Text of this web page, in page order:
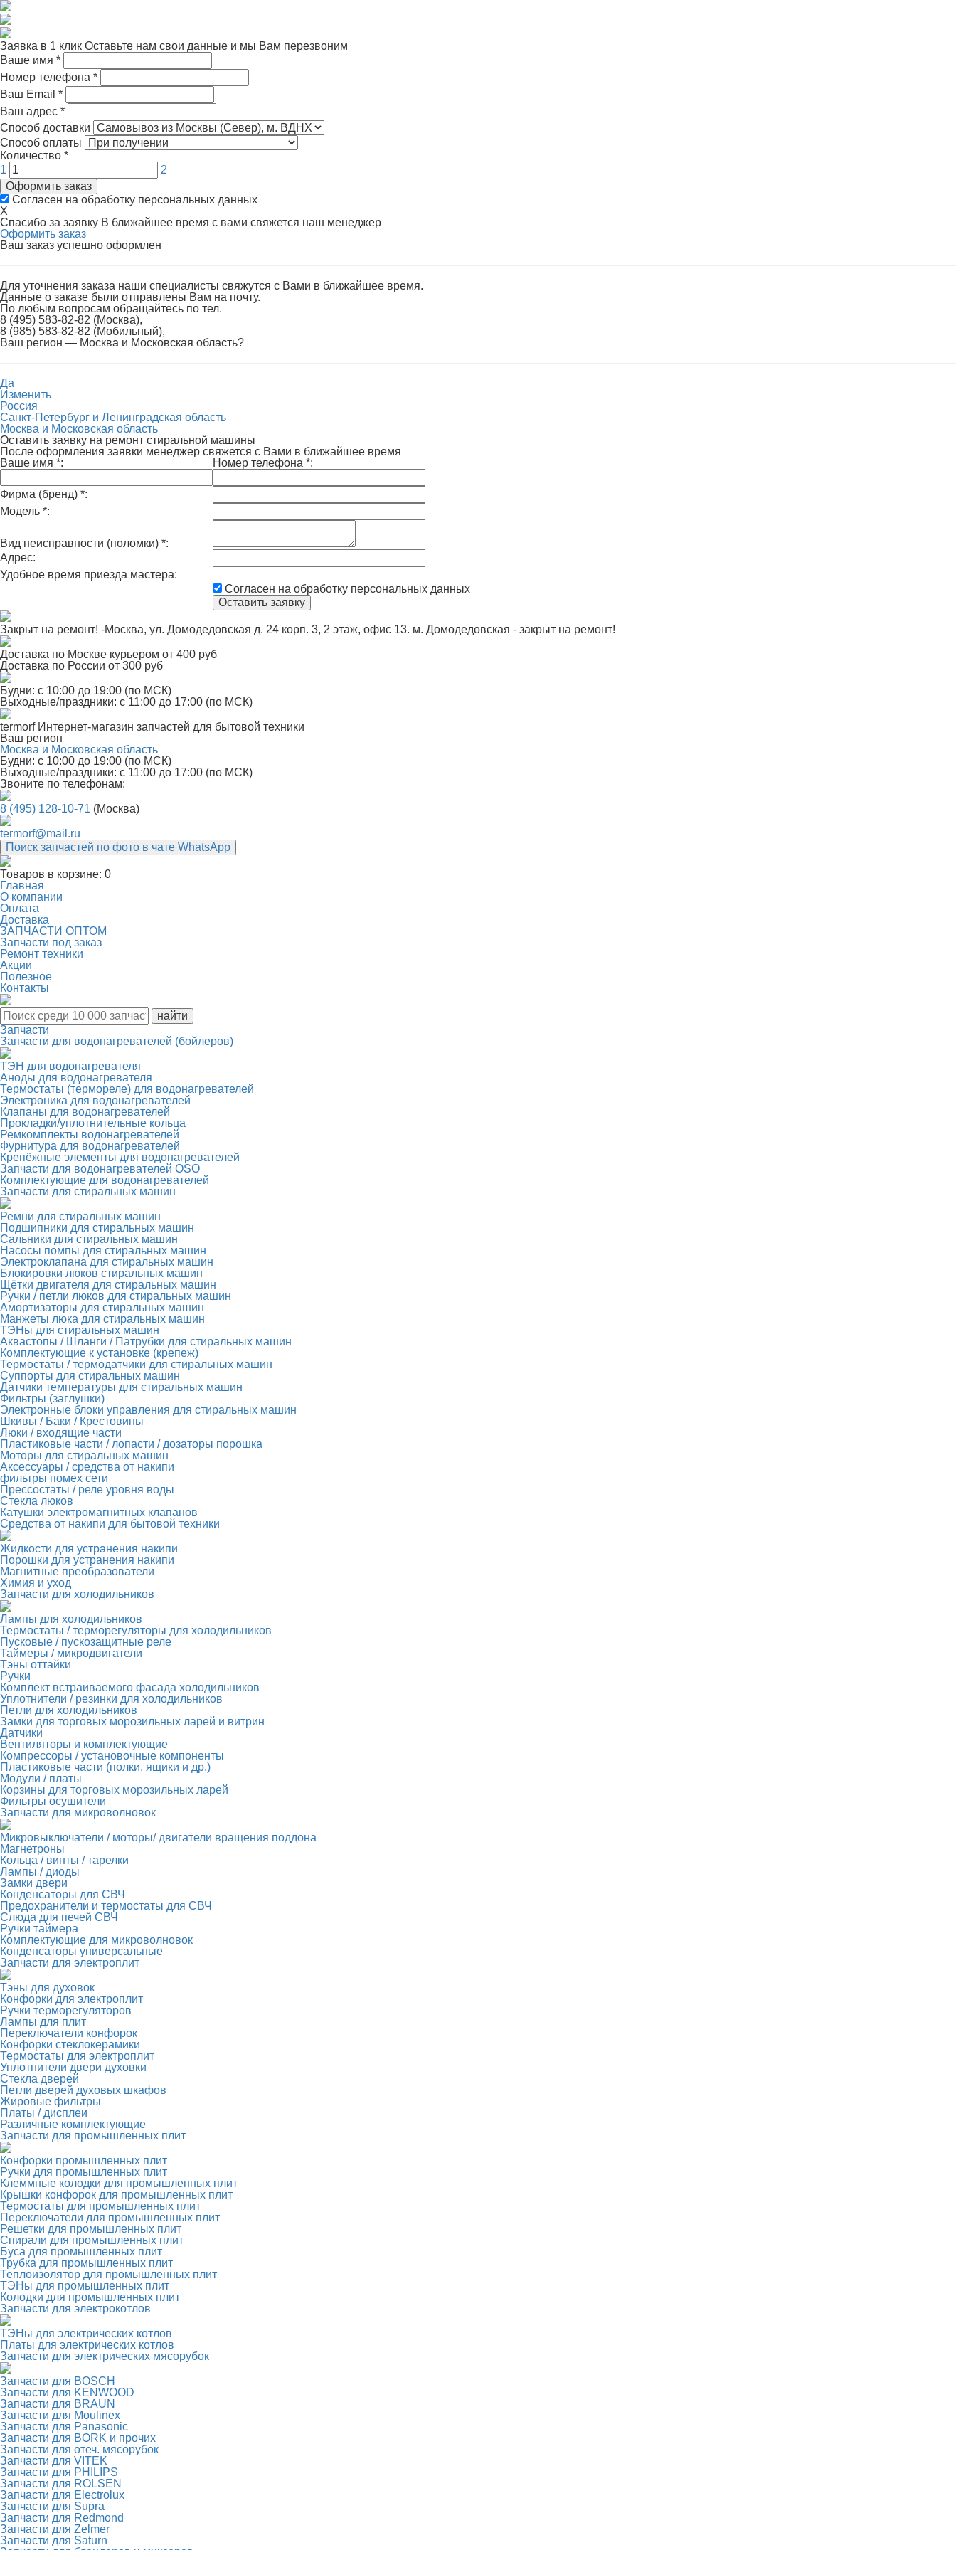
Заявка в 1 клик Оставьте нам свои данные и мы Вам перезвоним
Ваше имя *
Номер телефона *
Ваш Email *
Ваш адрес *
Способ доставки
Способ оплаты
Количество *
1
2
Оформить заказ
Согласен на обработку персональных данных
X
Спасибо за заявку В ближайшее время с вами свяжется наш менеджер
Оформить заказ
Ваш заказ успешно оформлен
Для уточнения заказа наши специалисты свяжутся с Вами в ближайшее время.
Данные о заказе были отправлены Вам на почту.
По любым вопросам обращайтесь по тел.
8 (495) 583-82-82 (Москва),
8 (985) 583-82-82 (Мобильный),
Ваш регион — Москва и Московская область?
Да
Изменить
Россия
Санкт-Петербург и Ленинградская область
Москва и Московская область
Оставить заявку на ремонт стиральной машины
После оформления заявки менеджер свяжется с Вами в ближайшее время
Ваше имя *: Номер телефона *:
Фирма (бренд) *:
Модель *:
Вид неисправности (поломки) *:
Адрес:
Удобное время приезда мастера:
Согласен на обработку персональных данных
Закрыт на ремонт! -Москва, ул. Домодедовская д. 24 корп. 3, 2 этаж, офис 13. м. Домодедовская - закрыт на ремонт!
Доставка по Москве курьером от 400 руб
Доставка по России от 300 руб
Будни: с 10:00 до 19:00 (по МСК)
Выходные/праздники: с 11:00 до 17:00 (по МСК)
termorf Интернет-магазин запчастей для бытовой техники
Ваш регион
Москва и Московская область
Будни: с 10:00 до 19:00 (по МСК)
Выходные/праздники: с 11:00 до 17:00 (по МСК)
Звоните по телефонам:
8 (495) 128-10-71 (Москва)
termorf@mail.ru
Поиск запчастей по фото в чате WhatsApp
Товаров в корзине: 0
Главная
О компании
Оплата
Доставка
ЗАПЧАСТИ ОПТОМ
Запчасти под заказ
Ремонт техники
Акции
Полезное
Контакты
Запчасти
Запчасти для водонагревателей (бойлеров)
ТЭН для водонагревателя
Аноды для водонагревателя
Термостаты (термореле) для водонагревателей
Электроника для водонагревателей
Клапаны для водонагревателей
Прокладки/уплотнительные кольца
Ремкомплекты водонагревателей
Фурнитура для водонагревателей
Крепёжные элементы для водонагревателей
Запчасти для водонагревателей OSO
Комплектующие для водонагревателей
Запчасти для стиральных машин
Ремни для стиральных машин
Подшипники для стиральных машин
Сальники для стиральных машин
Насосы помпы для стиральных машин
Электроклапана для стиральных машин
Блокировки люков стиральных машин
Щётки двигателя для стиральных машин
Ручки / петли люков для стиральных машин
Амортизаторы для стиральных машин
Манжеты люка для стиральных машин
ТЭНы для стиральных машин
Аквастопы / Шланги / Патрубки для стиральных машин
Комплектующие к установке (крепеж)
Термостаты / термодатчики для стиральных машин
Суппорты для стиральных машин
Датчики температуры для стиральных машин
Фильтры (заглушки)
Электронные блоки управления для стиральных машин
Шкивы / Баки / Крестовины
Люки / входящие части
Пластиковые части / лопасти / дозаторы порошка
Моторы для стиральных машин
Аксессуары / средства от накипи
фильтры помех сети
Прессостаты / реле уровня воды
Стекла люков
Катушки электромагнитных клапанов
Средства от накипи для бытовой техники
Жидкости для устранения накипи
Порошки для устранения накипи
Магнитные преобразователи
Химия и уход
Запчасти для холодильников
Лампы для холодильников
Термостаты / терморегуляторы для холодильников
Пусковые / пускозащитные реле
Таймеры / микродвигатели
Тэны оттайки
Ручки
Комплект встраиваемого фасада холодильников
Уплотнители / резинки для холодильников
Петли для холодильников
Замки для торговых морозильных ларей и витрин
Датчики
Вентиляторы и комплектующие
Компрессоры / установочные компоненты
Пластиковые части (полки, ящики и др.)
Модули / платы
Корзины для торговых морозильных ларей
Фильтры осушители
Запчасти для микроволновок
Микровыключатели / моторы/ двигатели вращения поддона
Магнетроны
Кольца / винты / тарелки
Лампы / диоды
Замки двери
Конденсаторы для СВЧ
Предохранители и термостаты для СВЧ
Слюда для печей СВЧ
Ручки таймера
Комплектующие для микроволновок
Конденсаторы универсальные
Запчасти для электроплит
Тэны для духовок
Конфорки для электроплит
Ручки терморегуляторов
Лампы для плит
Переключатели конфорок
Конфорки стеклокерамики
Термостаты для электроплит
Уплотнители двери духовки
Стекла дверей
Петли дверей духовых шкафов
Жировые фильтры
Платы / дисплеи
Различные комплектующие
Запчасти для промышленных плит
Конфорки промышленных плит
Ручки для промышленных плит
Клеммные колодки для промышленных плит
Крышки конфорок для промышленных плит
Термостаты для промышленных плит
Переключатели для промышленных плит
Решетки для промышленных плит
Спирали для промышленных плит
Буса для промышленных плит
Трубка для промышленных плит
Теплоизолятор для промышленных плит
ТЭНы для промышленных плит
Колодки для промышленных плит
Запчасти для электрокотлов
ТЭНы для электрических котлов
Платы для электрических котлов
Запчасти для электрических мясорубок
Запчасти для BOSCH
Запчасти для KENWOOD
Запчасти для BRAUN
Запчасти для Moulinex
Запчасти для Panasonic
Запчасти для BORK и прочих
Запчасти для отеч. мясорубок
Запчасти для VITEK
Запчасти для PHILIPS
Запчасти для ROLSEN
Запчасти для Electrolux
Запчасти для Supra
Запчасти для Redmond
Запчасти для Zelmer
Запчасти для Saturn